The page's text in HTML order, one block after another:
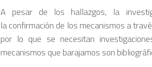
A pesar de los hallazgos, la
la confirmación de los mecanismos a
por lo que se necesitan
mecanismos que barajamos son